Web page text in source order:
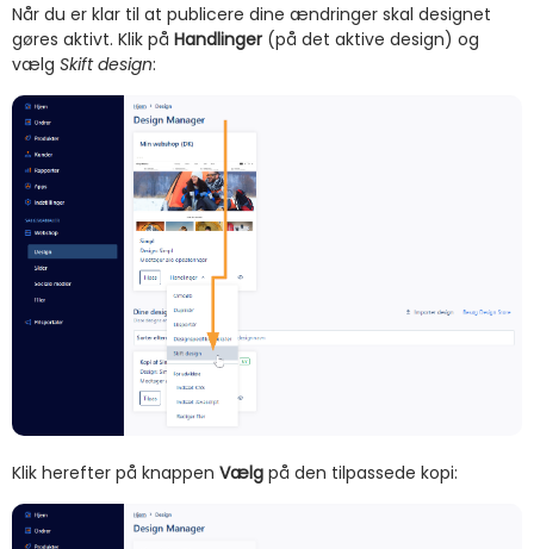
Når du er klar til at publicere dine ændringer skal designet
gøres aktivt. Klik på Handlinger (på det aktive design) og
vælg Skift design:
Klik herefter på knappen Vælg på den tilpassede kopi: